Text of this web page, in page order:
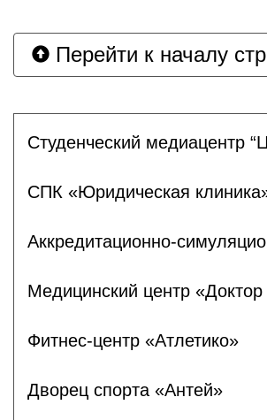
Перейти к началу
Студенческий медиацентр
СПК «Юридическая
Аккредитационно-
Медицинский центр
Фитнес-центр «Атлетико»
Дворец спорта «Антей»